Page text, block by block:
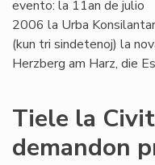
evento: la 11an de julio
2006 la Urba
(kun tri sindetenoj) la
Herzberg am Harz, die
Tiele la
demandon